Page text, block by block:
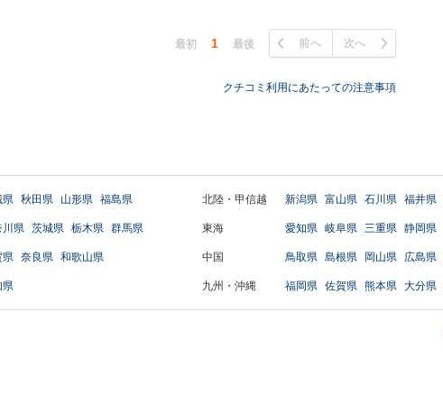
最初 1 最後 前へ 次へ
クチコミ利用にあたっての注意事項
県 秋田県 山形県 福島県
川県 茨城県 栃木県 群馬県
県 奈良県 和歌山県
県
北陸・甲信越 新潟県 富山県 石川県 福井県
東海 愛知県 岐阜県 三重県 静岡県
中国 鳥取県 島根県 岡山県 広島県
九州・沖縄 福岡県 佐賀県 熊本県 大分県